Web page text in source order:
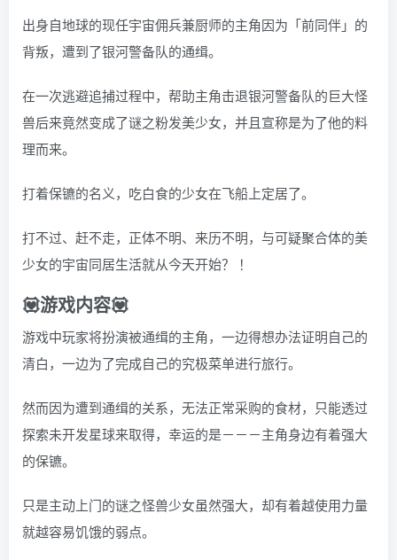
出身自地球的现任宇宙佣兵兼厨师的主角因为「前同伴」的
背叛，遭到了银河警备队的通缉。
在一次逃避追捕过程中，帮助主角击退银河警备队的巨大怪
兽后来竟然变成了谜之粉发美少女，并且宣称是为了他的料
理而来。
打着保镳的名义，吃白食的少女在飞船上定居了。
打不过、赶不走，正体不明、来历不明，与可疑聚合体的美
少女的宇宙同居生活就从今天开始？ ！
💟游戏内容💟
游戏中玩家将扮演被通缉的主角，一边得想办法证明自己的
清白，一边为了完成自己的究极菜单进行旅行。
然而因为遭到通缉的关系，无法正常采购的食材，只能透过
探索未开发星球来取得，幸运的是－－－主角身边有着强大
的保镳。
只是主动上门的谜之怪兽少女虽然强大，却有着越使用力量
就越容易饥饿的弱点。